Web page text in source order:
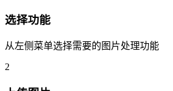
选择功能
从左侧菜单选择需要的图片处理功能
2